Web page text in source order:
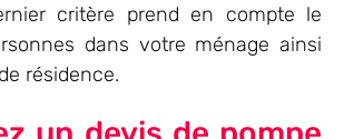
critère prend en compte le
dans votre ménage ainsi
de résidence.